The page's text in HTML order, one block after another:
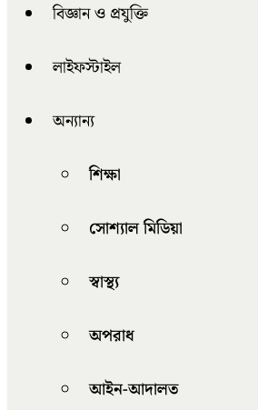
বিজ্ঞান ও প্রযুক্তি
লাইফস্টাইল
অন্যান্য
শিক্ষা
সোশ্যাল মিডিয়া
স্বাস্থ্য
অপরাধ
আইন-আদালত